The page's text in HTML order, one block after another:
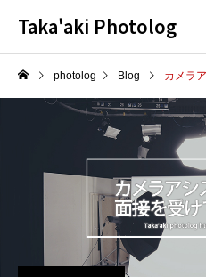
Taka'aki Photolog
photolog Blog カメラ